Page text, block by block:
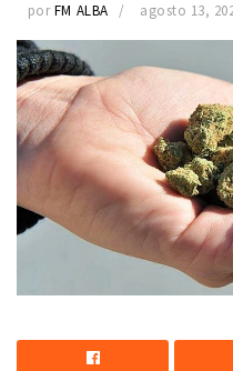
por FM ALBA agosto 13,